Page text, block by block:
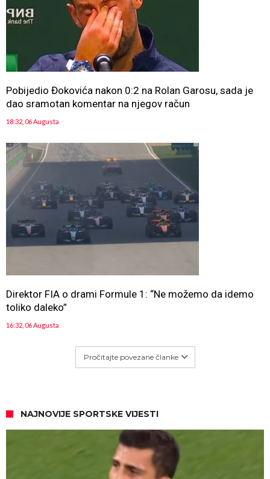
Pobijedio Đokovića nakon 0:2 na Rolan Garosu, sada je
dao sramotan komentar na njegov račun
18:32, 06 Augusta
Direktor FIA o drami Formule 1: “Ne možemo da idemo
toliko daleko”
16:32, 06 Augusta
Pročitajte povezane članke
NAJNOVIJE SPORTSKE VIJESTI